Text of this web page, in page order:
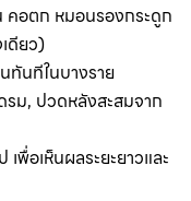
คอตก หมอนรองกระดูก
ดียว)
ทันทีในบางราย
รม, ปวดหลังสะสมจาก
พื่อเห็นผลระยะยาวและ